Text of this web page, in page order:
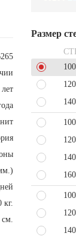
кг.
см.
Размер